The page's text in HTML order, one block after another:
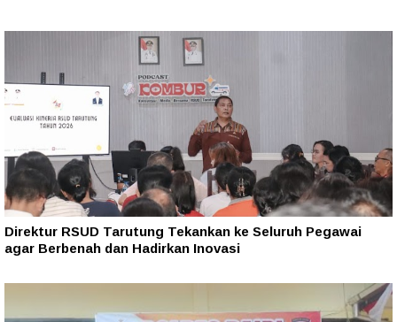
Direktur RSUD Tarutung Tekankan ke Seluruh Pegawai
agar Berbenah dan Hadirkan Inovasi